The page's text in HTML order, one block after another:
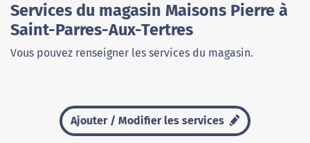
Services du magasin Maisons Pierre à
Saint-Parres-Aux-Tertres
Vous pouvez renseigner les services du magasin.
Ajouter / Modifier les services